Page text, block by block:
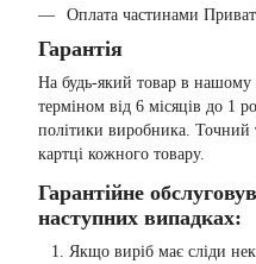
Оплата частинами
Гарантія
На будь-який товар в нашому
терміном від 6 місяців до 1
політики виробника. Точний
картці кожного товару.
Гарантійне
наступних випадках:
Якщо виріб має сліди